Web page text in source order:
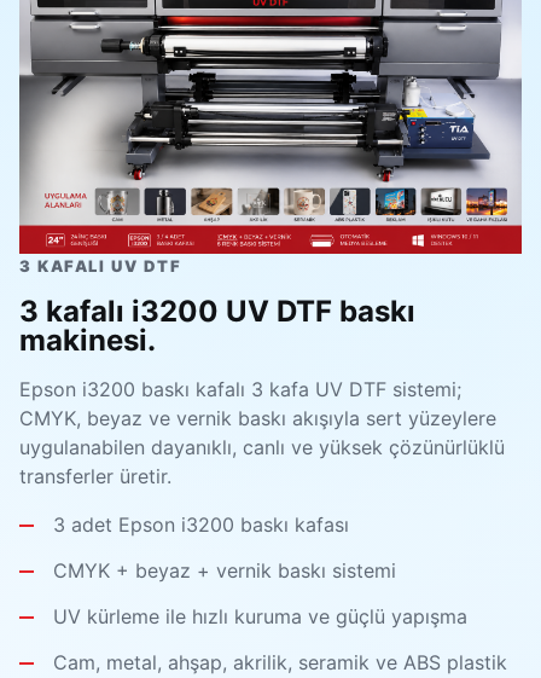
3 KAFALI UV DTF
3 kafalı i3200 UV DTF baskı
makinesi.
Epson i3200 baskı kafalı 3 kafa UV DTF sistemi;
CMYK, beyaz ve vernik baskı akışıyla sert yüzeylere
uygulanabilen dayanıklı, canlı ve yüksek çözünürlüklü
transferler üretir.
3 adet Epson i3200 baskı kafası
CMYK + beyaz + vernik baskı sistemi
UV kürleme ile hızlı kuruma ve güçlü yapışma
Cam, metal, ahşap, akrilik, seramik ve ABS plastik